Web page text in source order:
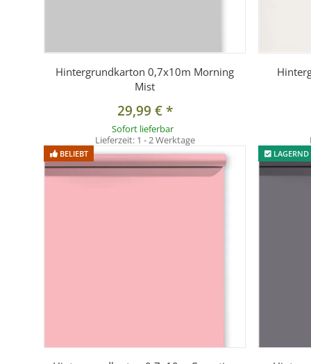
Hintergrundkarton 0,7x10m Morning
Mist
29,99 €*
Sofort lieferbar
Lieferzeit: 1 - 2 Werktage
BELIEBT LAGERND